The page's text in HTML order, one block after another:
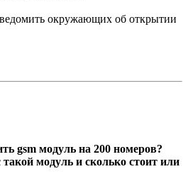
окружающих об открытии
gsm модуль на 200 номеров?
такой модуль и сколько стоит или